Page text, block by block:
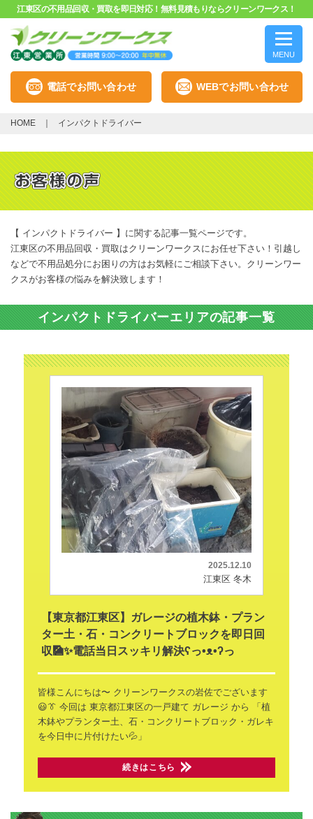
江東区の不用品回収・買取を即日対応！無料見積もりならクリーンワークス！
MENU
電話でお問い合わせ WEBでお問い合わせ
HOME インパクトドライバー
【 インパクトドライバー 】に関する記事一覧ページです。
江東区の不用品回収・買取はクリーンワークスにお任せ下さい！引越し
などで不用品処分にお困りの方はお気軽にご相談下さい。クリーンワー
クスがお客様の悩みを解決致します！
インパクトドライバーエリアの記事一覧
2025.12.10
江東区 冬木
【東京都江東区】ガレージの植木鉢・プラン
ター土・石・コンクリートブロックを即日回
収🎑✨電話当日スッキリ解決ʕ⁠っ⁠•⁠ᴥ⁠•⁠ʔ⁠っ
皆様こんにちは〜 クリーンワークスの岩佐でございます
😃👔 今回は 東京都江東区の一戸建て ガレージ から
「植
木鉢やプランター土、石・コンクリートブロック・ガレキ
を今日中に片付けたい💦」
続きはこちら